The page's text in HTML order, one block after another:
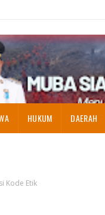
HUKUM DAERAH
Kode Etik